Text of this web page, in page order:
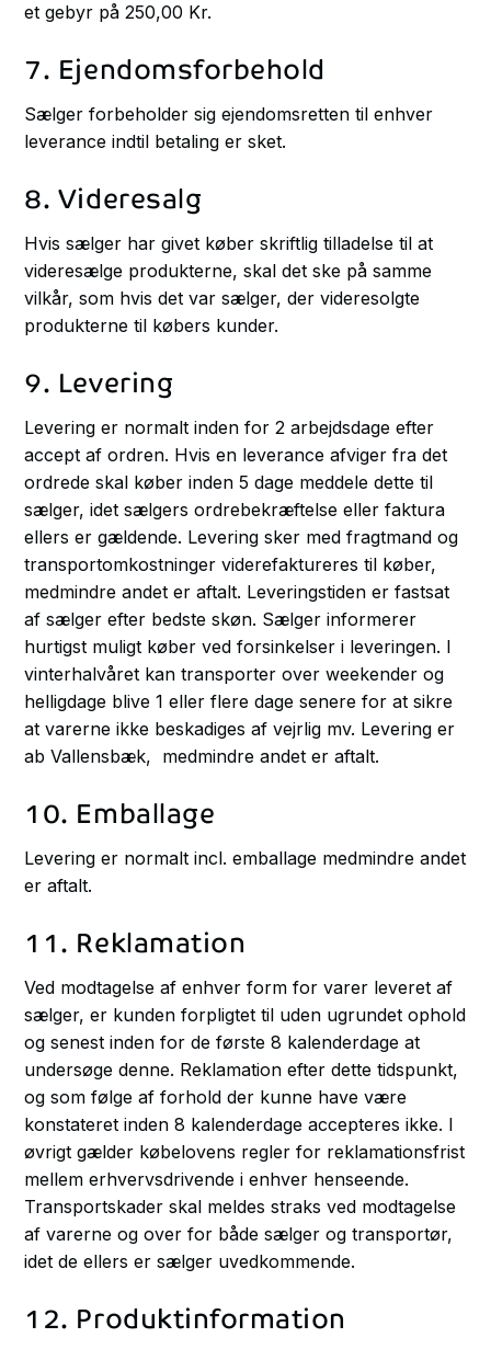
et gebyr på 250,00 Kr.
7. Ejendomsforbehold
Sælger forbeholder sig ejendomsretten til enhver
leverance indtil betaling er sket.
8. Videresalg
Hvis sælger har givet køber skriftlig tilladelse til at
videresælge produkterne, skal det ske på samme
vilkår, som hvis det var sælger, der videresolgte
produkterne til købers kunder.
9. Levering
Levering er normalt inden for 2 arbejdsdage efter
accept af ordren. Hvis en leverance afviger fra det
ordrede skal køber inden 5 dage meddele dette til
sælger, idet sælgers ordrebekræftelse eller faktura
ellers er gældende. Levering sker med fragtmand og
transportomkostninger viderefaktureres til køber,
medmindre andet er aftalt. Leveringstiden er fastsat
af sælger efter bedste skøn. Sælger informerer
hurtigst muligt køber ved forsinkelser i leveringen. I
vinterhalvåret kan transporter over weekender og
helligdage blive 1 eller flere dage senere for at sikre
at varerne ikke beskadiges af vejrlig mv. Levering er
ab Vallensbæk, medmindre andet er aftalt.
10. Emballage
Levering er normalt incl. emballage medmindre andet
er aftalt.
11. Reklamation
Ved modtagelse af enhver form for varer leveret af
sælger, er kunden forpligtet til uden ugrundet ophold
og senest inden for de første 8 kalenderdage at
undersøge denne. Reklamation efter dette tidspunkt,
og som følge af forhold der kunne have være
konstateret inden 8 kalenderdage accepteres ikke. I
øvrigt gælder købelovens regler for reklamationsfrist
mellem erhvervsdrivende i enhver henseende.
Transportskader skal meldes straks ved modtagelse
af varerne og over for både sælger og transportør,
idet de ellers er sælger uvedkommende.
12. Produktinformation